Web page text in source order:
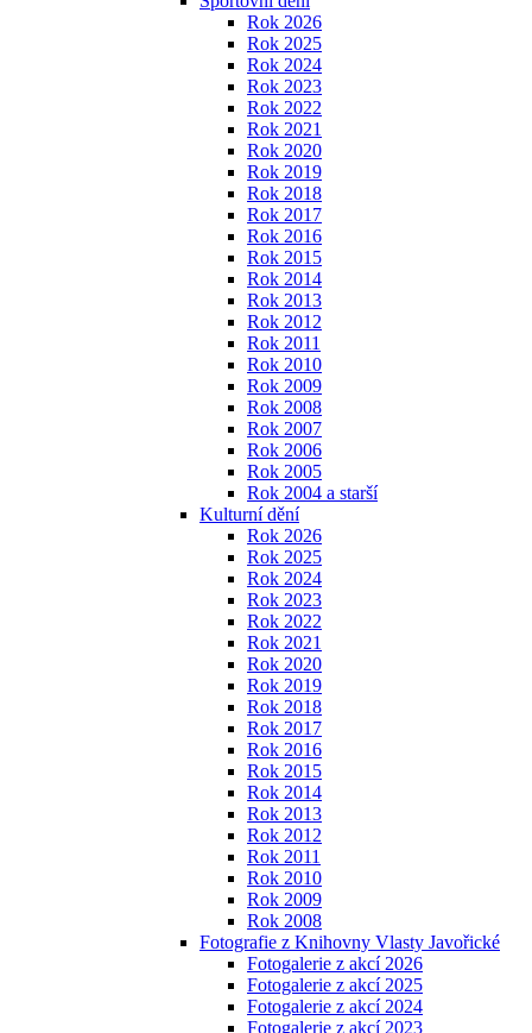
Rok 2026
Rok 2025
Rok 2024
Rok 2023
Rok 2022
Rok 2021
Rok 2020
Rok 2019
Rok 2018
Rok 2017
Rok 2016
Rok 2015
Rok 2014
Rok 2013
Rok 2012
Rok 2011
Rok 2010
Rok 2009
Rok 2008
Rok 2007
Rok 2006
Rok 2005
Rok 2004 a starší
Kulturní dění
Rok 2026
Rok 2025
Rok 2024
Rok 2023
Rok 2022
Rok 2021
Rok 2020
Rok 2019
Rok 2018
Rok 2017
Rok 2016
Rok 2015
Rok 2014
Rok 2013
Rok 2012
Rok 2011
Rok 2010
Rok 2009
Rok 2008
Fotografie z Knihovny Vlasty Javořické
Fotogalerie z akcí 2026
Fotogalerie z akcí 2025
Fotogalerie z akcí 2024
Fotogalerie z akcí 2023